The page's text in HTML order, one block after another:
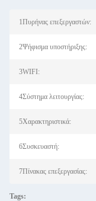
1Πυρήνας επεξεργαστών:
2Ψήφισμα υποστήριξης:
3WIFI:
4Σύστημα λειτουργίας:
5Χαρακτηριστικά:
6Συσκευαστή:
7Πίνακας επεξεργασίας:
Tags: